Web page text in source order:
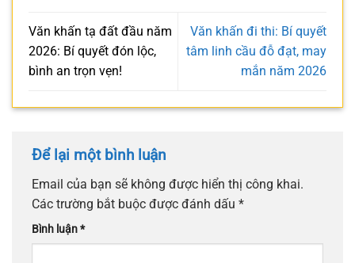
Văn khấn tạ đất đầu năm
2026: Bí quyết đón lộc,
bình an trọn vẹn!
Văn khấn đi thi: Bí quyết
tâm linh cầu đỗ đạt, may
mắn năm 2026
Để lại một bình luận
Email của bạn sẽ không được hiển thị công khai.
Các trường bắt buộc được đánh dấu *
Bình luận*